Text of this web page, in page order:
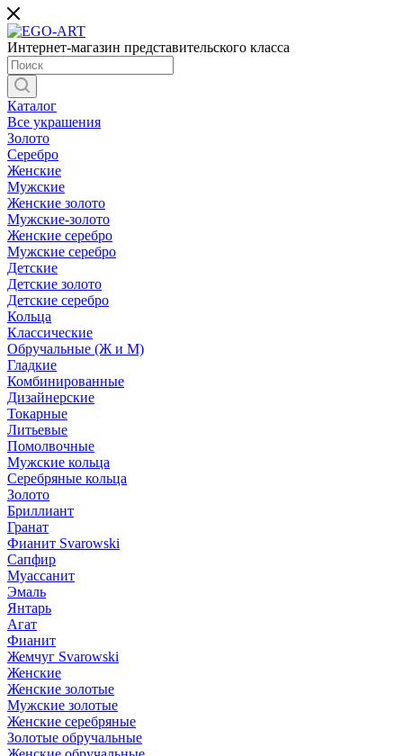
Интернет-магазин представительского класса
Каталог
Все украшения
Золото
Серебро
Женские
Мужские
Женские золото
Мужские-золото
Женские серебро
Мужские серебро
Детские
Детские золото
Детские серебро
Кольца
Классические
Обручальные (Ж и М)
Гладкие
Комбинированные
Дизайнерские
Токарные
Литьевые
Помолвочные
Мужские кольца
Серебряные кольца
Золото
Бриллиант
Гранат
Фианит Svarowski
Сапфир
Муассанит
Эмаль
Янтарь
Агат
Фианит
Жемчуг Svarowski
Женские
Женские золотые
Мужские золотые
Женские серебряные
Золотые обручальные